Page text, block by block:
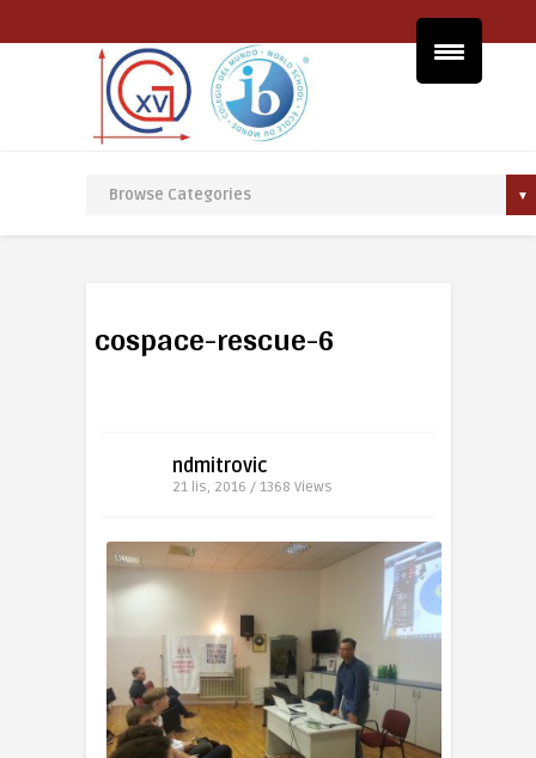
cospace-rescue-6
ndmitrovic
21 lis, 2016 / 1368 Views